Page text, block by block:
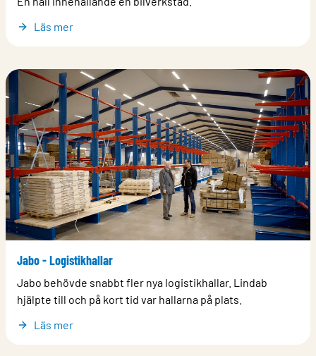
Läs mer
Jabo - Logistikhallar
Jabo behövde snabbt fler nya logistikhallar. Lindab
hjälpte till och på kort tid var hallarna på plats.
Läs mer